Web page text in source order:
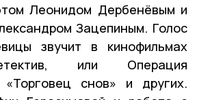
Леонидом Дербенёвым и
Зацепиным. Голос
звучит в кинофильмах
или Операция
«Торговец снов» и других.